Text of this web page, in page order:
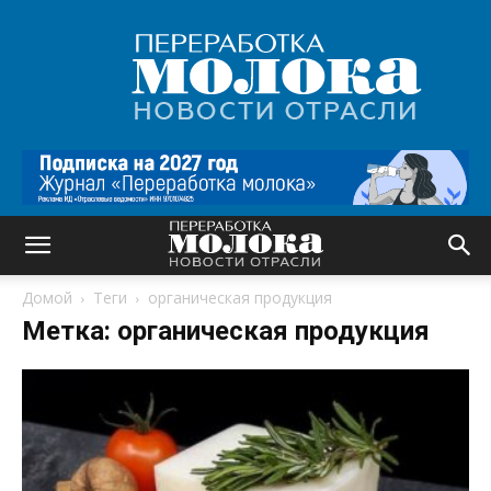
Переработка
молока
|
Новости
Домой Теги органическая продукция
Метка: органическая продукция